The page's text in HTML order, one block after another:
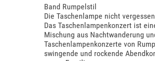
Band Rumpelstil
Die Taschenlampe nicht
Das Taschenlampenkonzert ist
Mischung aus Nachtwanderung
Taschenlampenkonzerte von
swingende und rockende